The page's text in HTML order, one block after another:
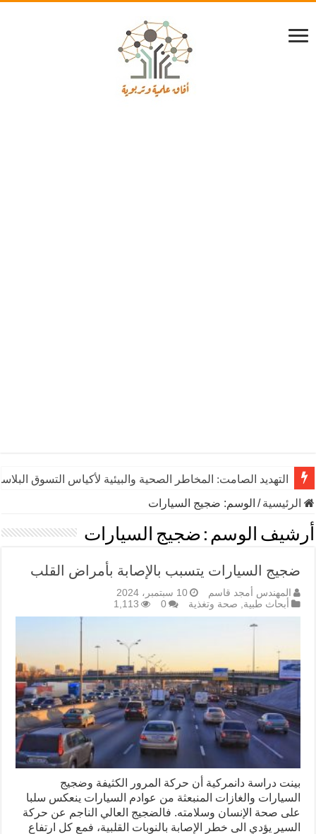
التهديد الصامت: المخاطر الصحية والبيئية لأكياس التسوق
الرئيسية/ الوسم: ضجيج السيارات
أرشيف الوسم : ضجيج السيارات
ضجيج السيارات يتسبب بالإصابة بأمراض القلب
المهندس أمجد قاسم
10 سبتمبر، 2024
أبحاث طبية, صحة وتغذية 0
1,113
بينت دراسة دانمركية أن حركة المرور الكثيفة وضجيج
السيارات والغازات المنبعثة من عوادم السيارات ينعكس سلبا
على صحة الإنسان وسلامته. فالضجيج العالي الناجم عن حركة
السير يؤدي الى خطر الإصابة بالنوبات القلبية، فمع كل ارتفاع